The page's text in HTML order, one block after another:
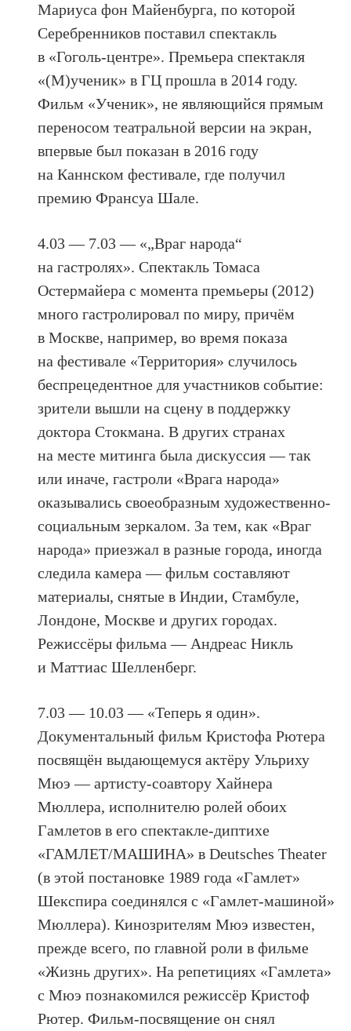
Мариуса фон Майенбурга, по которой
Серебренников поставил спектакль
в «Гоголь-центре». Премьера спектакля
«(М)ученик» в ГЦ прошла в 2014 году.
Фильм «Ученик», не являющийся прямым
переносом театральной версии на экран,
впервые был показан в 2016 году
на Каннском фестивале, где получил
премию Франсуа Шале.
4.03 — 7.03 — «„Враг народа“
на гастролях». Спектакль Томаса
Остермайера с момента премьеры (2012)
много гастролировал по миру, причём
в Москве, например, во время показа
на фестивале «Территория» случилось
беспрецедентное для участников событие:
зрители вышли на сцену в поддержку
доктора Стокмана. В других странах
на месте митинга была дискуссия — так
или иначе, гастроли «Врага народа»
оказывались своеобразным художественно-
социальным зеркалом. За тем, как «Враг
народа» приезжал в разные города, иногда
следила камера — фильм составляют
материалы, снятые в Индии, Стамбуле,
Лондоне, Москве и других городах.
Режиссёры фильма — Андреас Никль
и Маттиас Шелленберг.
7.03 — 10.03 — «Теперь я один».
Документальный фильм Кристофа Рютера
посвящён выдающемуся актёру Ульриху
Мюэ — артисту-соавтору Хайнера
Мюллера, исполнителю ролей обоих
Гамлетов в его спектакле-диптихе
«ГАМЛЕТ/МАШИНА» в Deutsches Theater
(в этой постановке 1989 года «Гамлет»
Шекспира соединялся с «Гамлет-машиной»
Мюллера). Кинозрителям Мюэ известен,
прежде всего, по главной роли в фильме
«Жизнь других». На репетициях «Гамлета»
с Мюэ познакомился режиссёр Кристоф
Рютер. Фильм-посвящение он снял